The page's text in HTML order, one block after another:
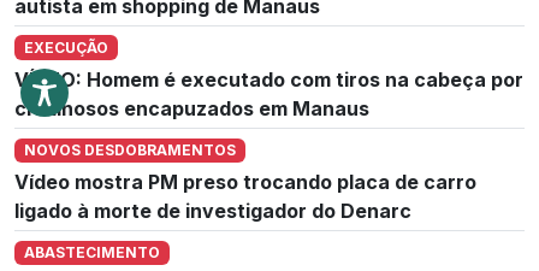
autista em shopping de Manaus
EXECUÇÃO
VÍDEO: Homem é executado com tiros na cabeça por
criminosos encapuzados em Manaus
NOVOS DESDOBRAMENTOS
Vídeo mostra PM preso trocando placa de carro
ligado à morte de investigador do Denarc
ABASTECIMENTO